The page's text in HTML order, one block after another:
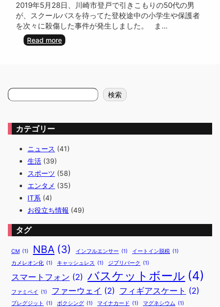
2019年5月28日、川崎市登戸で引きこもりの50代の男
が、スクールバスを待ってた登校途中の小学生や保護者
を次々に殺傷した事件が発生しました。 ま…
Read more:
引
り
が
1
人
深
化
て
い
る
8
0
5
0
問
題
検
索
検索
カテゴリー
ニュース (41)
生活 (39)
スポーツ (58)
エンタメ (35)
IT系 (4)
お役立ち情報 (49)
タグ
CM (1) NBA (3) インフルエンサー (1) イートイン脱税 (1)
カメレオン化 (1) キャッシュレス (1) ジブリパーク (1)
スマートフォン (2) バスケットボール (4)
ファミペイ (1) ファーウェイ (2) フィギアスケート (2)
ブレグジット (1) ボクシング (1) マイナカード (1) マグネシウム (1)